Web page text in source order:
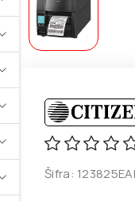
Šifra: 123825